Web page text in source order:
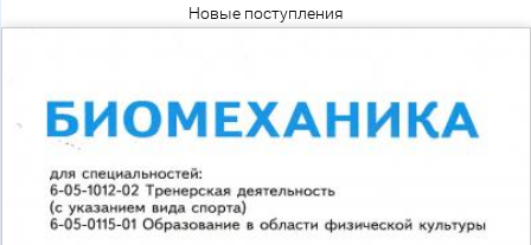
Новые поступления